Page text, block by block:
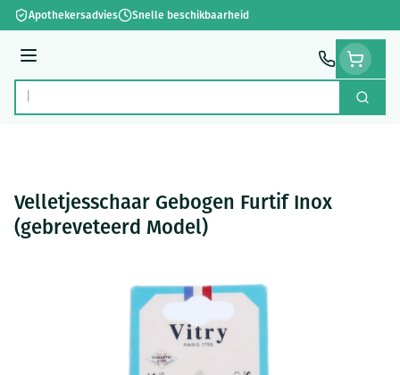
Ga naar de inhoud
Apothekersadvies Snelle beschikbaarheid
Menu
Product, merk, categorie... Zoek
Velletjesschaar Gebogen Furtif Inox
(gebreveteerd Model)